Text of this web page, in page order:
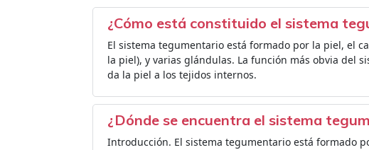
¿Cómo está constituido el sistema
El sistema tegumentario está formado por la piel, el
la piel), y varias glándulas. La función más obvia del
da la piel a los tejidos internos.
¿Dónde se encuentra el sistema
Introducción. El sistema tegumentario está formado